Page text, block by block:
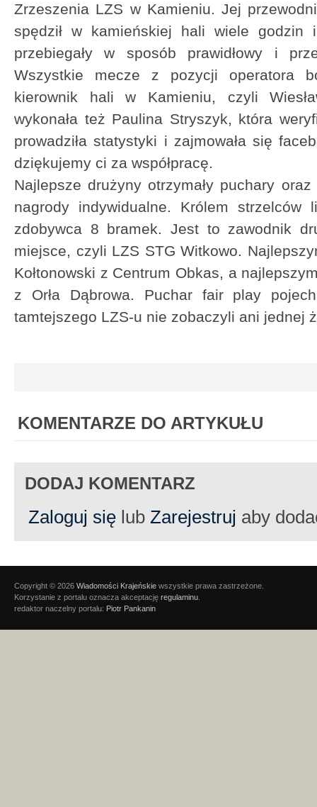
Zrzeszenia LZS w Kamieniu. Jej
spędził w kamieńskiej hali wiele godzin
przebiegały w sposób prawidłowy i
Wszystkie mecze z pozycji operatora
kierownik hali w Kamieniu, czyli
wykonała też Paulina Stryszyk, która
prowadziła statystyki i zajmowała się
dziękujemy ci za współpracę.
Najlepsze drużyny otrzymały puchary
nagrody indywidualne. Królem strzelców
zdobywca 8 bramek. Jest to zawodnik
miejsce, czyli LZS STG Witkowo.
Kołtonowski z Centrum Obkas, a
z Orła Dąbrowa. Puchar fair play
tamtejszego LZS-u nie zobaczyli ani jednej
KOMENTARZE DO ARTYKUŁU
DODAJ KOMENTARZ
Zaloguj się lub Zarejestruj aby
Copyright © 2026 Wiadomości Krajeńskie wszystkie prawa zastrzeżone.
Korzystanie z portalu oznacza akceptację regulaminu
redaktor naczelny portalu: Piotr Pankanin